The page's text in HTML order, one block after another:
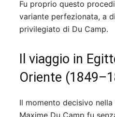
Fu proprio questo
variante perfezionata, a
privilegiato di Du Camp.
Il viaggio in
Oriente
Il momento decisivo